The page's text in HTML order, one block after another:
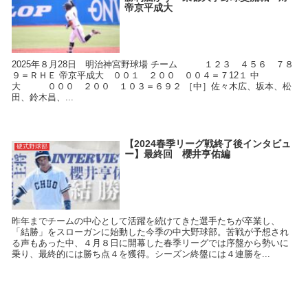
帝京平成大
2025年８月28日 明治神宮野球場 チーム １２３ ４５６ ７８
９＝ＲＨＥ 帝京平成大 ００１ ２００ ００４＝７12１ 中
大 ０００ ２００ １０３＝６９２ ［中］佐々木広、坂本、松
田、鈴木昌、...
硬式野球部
【2024春季リーグ戦終了後インタビュ
ー】最終回 櫻井亨佑編
昨年までチームの中心として活躍を続けてきた選手たちが卒業し、
「結勝」をスローガンに始動した今季の中大野球部。苦戦が予想され
る声もあった中、４月８日に開幕した春季リーグでは序盤から勢いに
乗り、最終的には勝ち点４を獲得。シーズン終盤には４連勝を...